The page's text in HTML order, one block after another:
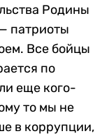
Родины
патриоты
Все бойцы
по
еще кого-
то мы не
в коррупции,